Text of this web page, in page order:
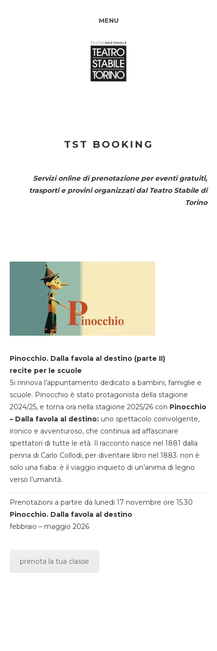
MENU
TST BOOKING
Servizi online di prenotazione per eventi gratuiti,
trasporti e provini organizzati dal Teatro Stabile di
Torino
Pinocchio. Dalla favola al destino (parte II)
recite per le scuole
Si rinnova l’appuntamento dedicato a bambini, famiglie e
scuole. Pinocchio è stato protagonista della stagione
2024/25, e torna ora nella stagione 2025/26 con Pinocchio
– Dalla favola al destino: uno spettacolo coinvolgente,
ironico e avventuroso, che continua ad affascinare
spettatori di tutte le età. Il racconto nasce nel 1881 dalla
penna di Carlo Collodi, per diventare libro nel 1883. non è
solo una fiaba: è il viaggio inquieto di un’anima di legno
verso l’umanità.
Prenotazioni a partire da lunedi 17 novembre ore 15.30
Pinocchio. Dalla favola al destino
febbraio – maggio 2026
prenota la tua classe